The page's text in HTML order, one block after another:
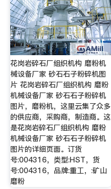
花岗岩碎石厂组织机构 磨粉机
械设备厂家 砂石石子粉碎机图
片 花岗岩碎石厂组织机构 磨粉
机械设备厂家 砂石石子粉碎机
图片，磨粉机，这里云集了众多
的供应商，采购商，制造商。这
是花岗岩碎石厂组织机构 磨粉
机械设备厂家 砂石石子粉碎机
图片的详细页面。订货
号:004316，类型:HST，货
号:004316，品牌:重工，:矿山
磨粉